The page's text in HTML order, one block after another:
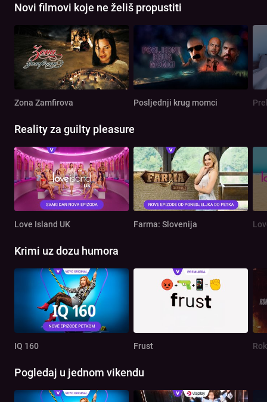
Novi filmovi koje ne želiš propustiti
Zona Zamfirova Posljednji krug momci
Reality za guilty pleasure
Love Island UK Farma: Slovenija
Krimi uz dozu humora
IQ 160 Frust
Pogledaj u jednom vikendu